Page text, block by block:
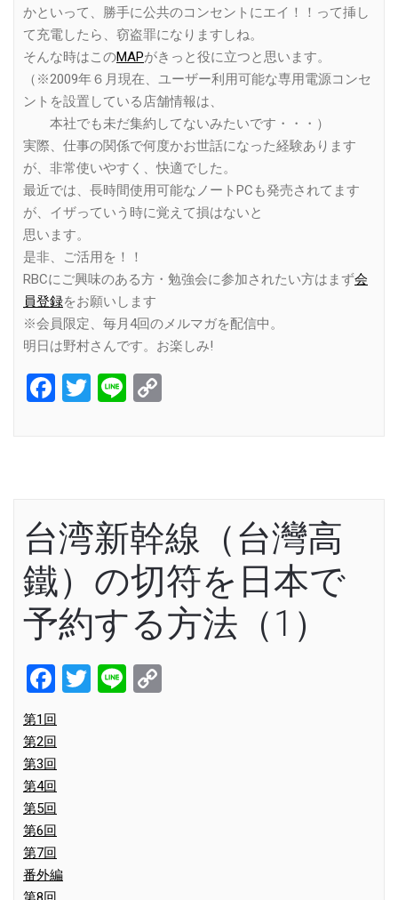
かといって、勝手に公共のコンセントにエイ！！って挿し
て充電したら、窃盗罪になりますしね。
そんな時はこのMAPがきっと役に立つと思います。
（※2009年６月現在、ユーザー利用可能な専用電源コンセ
ントを設置している店舗情報は、
本社でも未だ集約してないみたいです・・・）
実際、仕事の関係で何度かお世話になった経験あります
が、非常使いやすく、快適でした。
最近では、長時間使用可能なノートPCも発売されてます
が、イザっていう時に覚えて損はないと
思います。
是非、ご活用を！！
RBCにご興味のある方・勉強会に参加されたい方はまず会
員登録をお願いします
※会員限定、毎月4回のメルマガを配信中。
明日は野村さんです。お楽しみ!
Facebook
Twitter
Line
台湾新幹線（台灣高
鐵）の切符を日本で
予約する方法（1）
Facebook
Twitter
Line
第1回
第2回
第3回
第4回
第5回
第6回
第7回
番外編